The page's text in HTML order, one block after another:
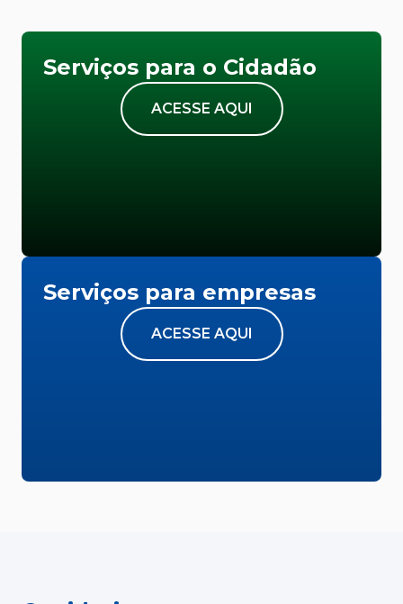
Serviços para o Cidadão
ACESSE AQUI
Serviços para empresas
ACESSE AQUI